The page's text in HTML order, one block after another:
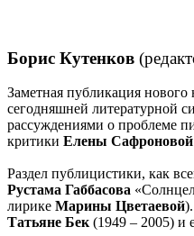
Борис Кутенков
Заметная публикация
сегодняшней литературной
рассуждениями о проблеме
критики Елены Сафроновой
Раздел публицистики, как
Рустама Габбасова
лирике Марины Цветаевой
Татьяне Бек (1949 – 2005) и